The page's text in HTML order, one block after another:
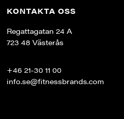
KONTAKTA OSS
Regattagatan 24 A
723 48 Västerås
+46 21-30 11 00
info.se@fitnessbrands.com